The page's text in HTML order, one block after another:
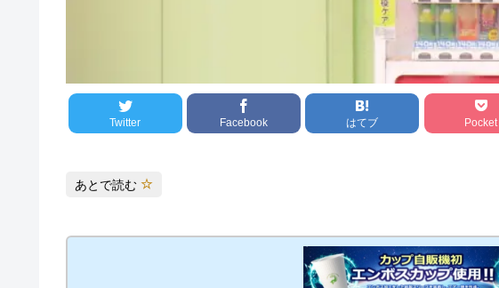
Twitter Facebook はてブ Pocket
あとで読む